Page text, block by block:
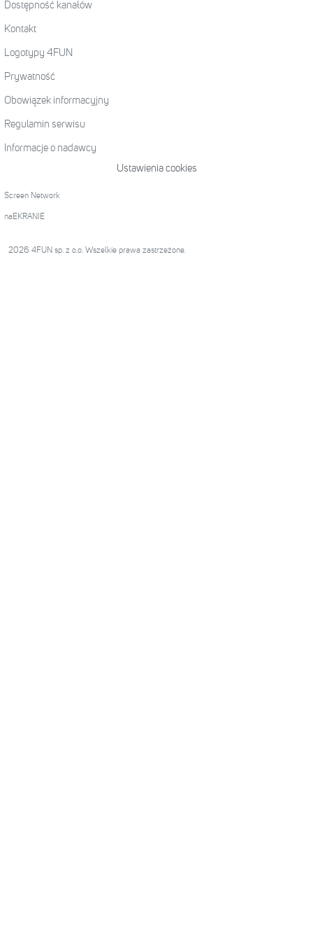
Dostępność kanałów
Kontakt
Logotypy 4FUN
Prywatność
Obowiązek informacyjny
Regulamin serwisu
Informacje o nadawcy
Ustawienia cookies
Screen Network
naEKRANIE
2026 4FUN sp. z o.o. Wszelkie prawa zastrzeżone.